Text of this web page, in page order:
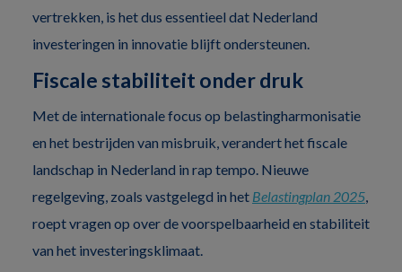
vertrekken, is het dus essentieel dat Nederland
investeringen in innovatie blijft ondersteunen.
Fiscale stabiliteit onder druk
Met de internationale focus op belastingharmonisatie
en het bestrijden van misbruik, verandert het fiscale
landschap in Nederland in rap tempo. Nieuwe
regelgeving, zoals vastgelegd in het Belastingplan 2025,
roept vragen op over de voorspelbaarheid en stabiliteit
van het investeringsklimaat.